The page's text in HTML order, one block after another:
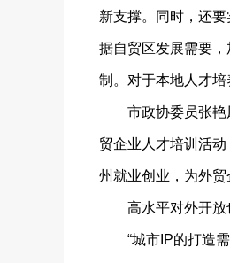
新支撑。同时，还
据自贸区发展需要
制。对于本地人才培
市政协委员张艳凤
贸企业人才培训活
州就业创业，为外贸
高水平对外开放也
“城市IP的打造需